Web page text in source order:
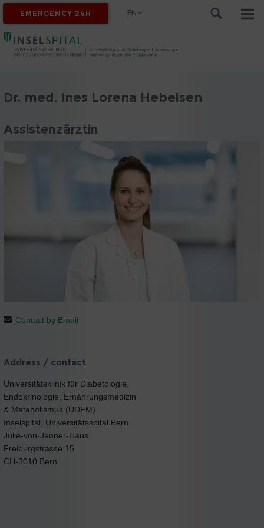
EMERGENCY 24H EN
Dr. med. Ines Lorena Hebeisen
Assistenzärztin
Contact by Email
Address / contact
Universitätsklinik für Diabetologie,
Endokrinologie, Ernährungsmedizin
& Metabolismus (UDEM)
Inselspital, Universitätsspital Bern
Julie-von-Jenner-Haus
Freiburgstrasse 15
CH-3010 Bern